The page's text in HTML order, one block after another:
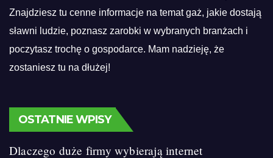
Znajdziesz tu cenne informacje na temat gaż, jakie dostają
sławni ludzie, poznasz zarobki w wybranych branżach i
poczytasz trochę o gospodarce. Mam nadzieję, że
zostaniesz tu na dłużej!
OSTATNIE WPISY
Dlaczego duże firmy wybierają internet